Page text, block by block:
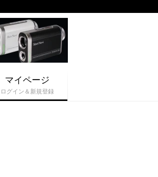
マイページ
ログイン＆新規登録